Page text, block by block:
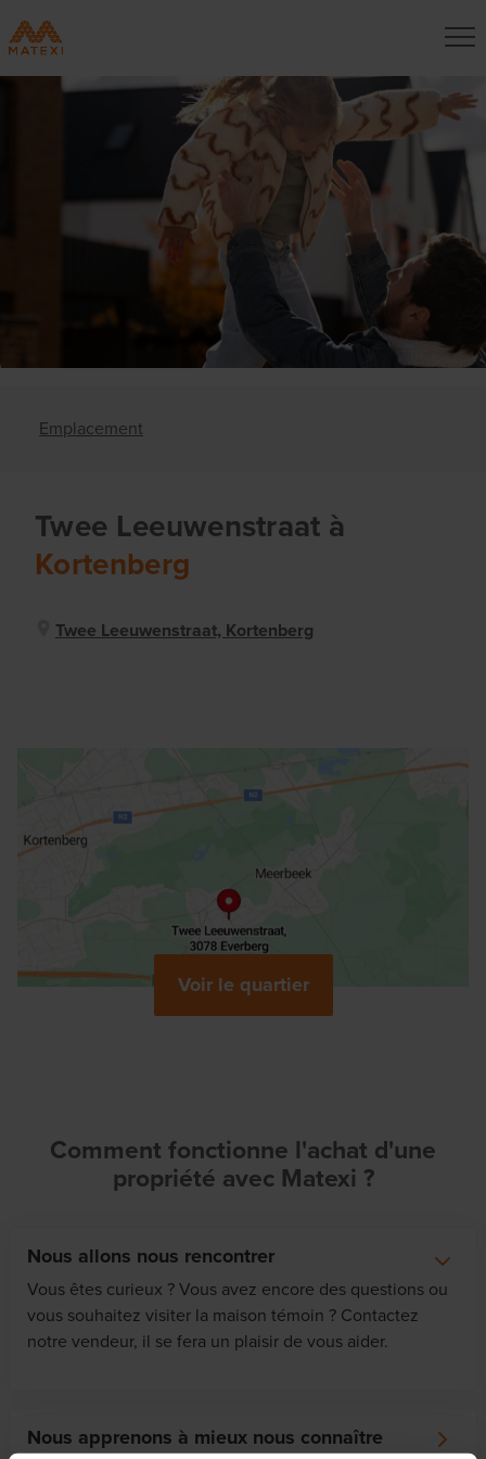
Emplacement
Twee Leeuwenstraat à
Kortenberg
Twee Leeuwenstraat, Kortenberg
Voir le quartier
Comment fonctionne l'achat d'une
propriété avec Matexi ?
Nous allons nous rencontrer
Vous êtes curieux ? Vous avez encore des questions ou
vous souhaitez visiter la maison témoin ? Contactez
notre vendeur, il se fera un plaisir de vous aider.
Nous apprenons à mieux nous connaître